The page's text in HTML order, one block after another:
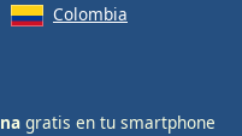
Colombia
gratis en tu smartphone